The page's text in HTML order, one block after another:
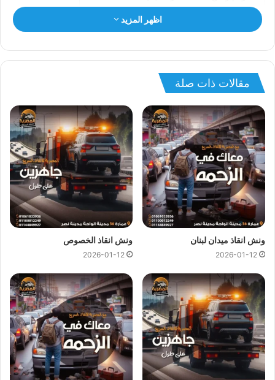
ونش في القاهرة الجديدة
ونش سيارات القاهرة الجديدة
انقاذ السيارات بالقاهرة الجديدة
ونش انقاذ القاهرة الجديدة
ونش القاهرة الجديدة
ونش انقاذ القاهرة الجديدة
ونش انقاذ القاهرة الجديدةاسرع و ارخصونش انقاذفي القاهرة
الجديدة بخصم 50% لأننا
ارخص ونش انقاذفي القاهرة الجديدة
ونتميز باننااسرع ونش انقاذ في القاهرة الجديدة وسعر ونش انقاذ
ثابت لدينا ولن يتم مطالبتك بأي رسوم إضافية أو إكرامية لاناسعار
ونش انقاذ سياراتلدينا تعتبر رمزية لأننا نمتلك
ونش انقاذ قريب
اقرب ونش انقاذفي القاهرة الجديدة ،فريق المساعدة على اتم
الاستعداد وجاهز دائما لمساعدتك في اي وقت خلال النهار او الليل
لمساعدتك تشمل خدمات الانقاذ السريع للسيارات في القاهرة
الجديدة علي ما يلي:
انقاذ السيارات
نقل السيارات
اظهر المزيد
مقالات ذات صلة
ونش انقاذ ميدان لبنان
2026-01-12
ونش انقاذ الخصوص
2026-01-12